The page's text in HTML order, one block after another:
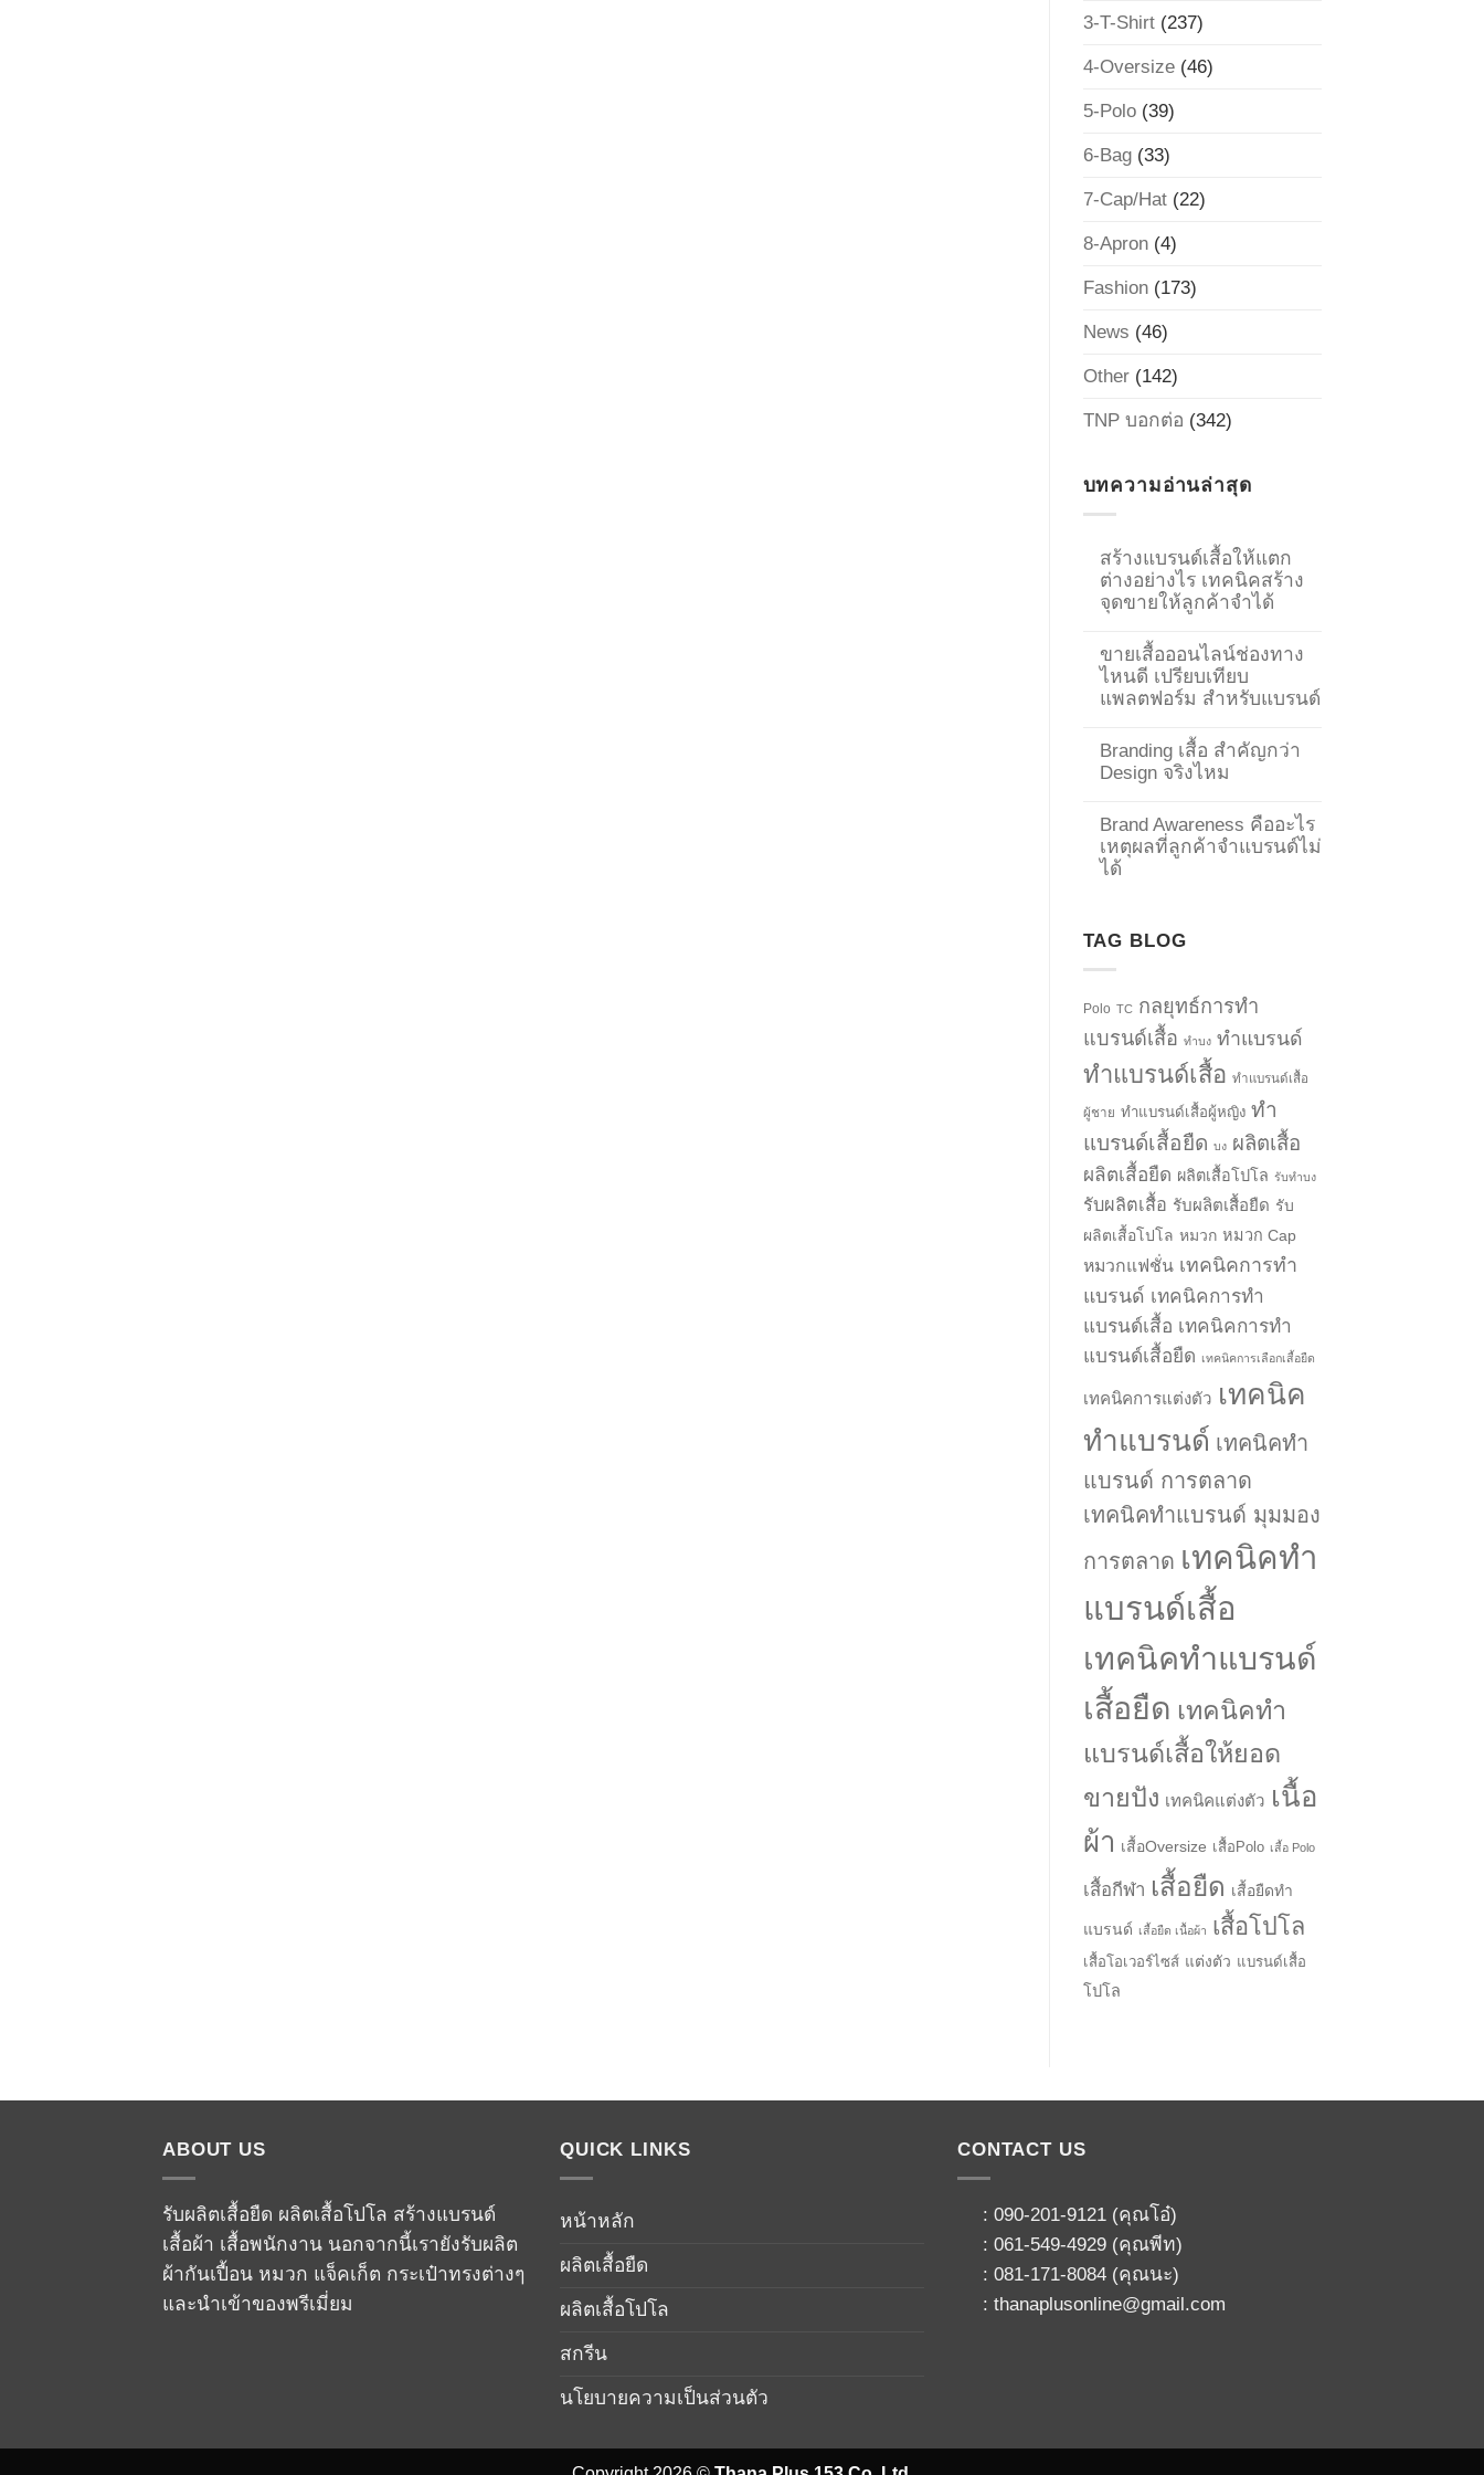
3-T-Shirt(237)
4-Oversize(46)
5-Polo(39)
6-Bag(33)
7-Cap/Hat(22)
8-Apron(4)
Fashion(173)
News (46)
Other(142)
TNP บอกต่อ (342)
บทความอ่านล่าสุด
สร้างแบรนด์เสื้อให้แตก
ต่างอย่างไร เทคนิคสร้าง
จุดขายให้ลูกค้าจำได้
ขายเสื้อออนไลน์ช่องทาง
ไหนดี เปรียบเทียบ
แพลตฟอร์ม สำหรับแบรนด์
Branding เสื้อ สำคัญกว่า
Design จริงไหม
Brand Awareness คืออะไร
เหตุผลที่ลูกค้าจำแบรนด์ไม่
ได้
TAG BLOG
Polo TC กลยุทธ์การทำ
แบรนด์เสื้อ ทำบง ทำแบรนด์
ทำแบรนด์เสื้อ ทำแบรนด์เสื้อ
ผู้ชาย ทำแบรนด์เสื้อผู้หญิง ทำ
แบรนด์เสื้อยืด บง ผลิตเสื้อ
ผลิตเสื้อยืด ผลิตเสื้อโปโล รับทำบง
รับผลิตเสื้อ รับผลิตเสื้อยืด รับ
ผลิตเสื้อโปโล หมวก หมวก Cap
หมวกแฟชั่น เทคนิคการทำ
แบรนด์ เทคนิคการทำ
แบรนด์เสื้อ เทคนิคการทำ
แบรนด์เสื้อยืด เทคนิคการเลือกเสื้อยืด
เทคนิคการแต่งตัว เทคนิค
ทำแบรนด์ เทคนิคทำ
แบรนด์ การตลาด
เทคนิคทำแบรนด์ มุมมอง
การตลาด เทคนิคทำ
แบรนด์เสื้อ
เทคนิคทำแบรนด์
เสื้อยืด เทคนิคทำ
แบรนด์เสื้อให้ยอด
ขายปัง เทคนิคแต่งตัว เนื้อ
ผ้า เสื้อOversize เสื้อPolo เสื้อ Polo
เสื้อกีฬา เสื้อยืด เสื้อยืดทำ
แบรนด์ เสื้อยืด เนื้อผ้า เสื้อโปโล
เสื้อโอเวอร์ไซส์ แต่งตัว แบรนด์เสื้อ
โปโล
ABOUT US
รับผลิตเสื้อยืด ผลิตเสื้อโปโล สร้างแบรนด์
เสื้อผ้า เสื้อพนักงาน นอกจากนี้เรายังรับผลิต
ผ้ากันเปื้อน หมวก แจ็คเก็ต กระเป๋าทรงต่างๆ
และนำเข้าของพรีเมี่ยม
QUICK LINKS
หน้าหลัก
ผลิตเสื้อยืด
ผลิตเสื้อโปโล
สกรีน
นโยบายความเป็นส่วนตัว
CONTACT US
: 090-201-9121(คุณโอ๋)
: 061-549-4929(คุณพีท)
: 081-171-8084(คุณนะ)
: thanaplusonline@gmail.com